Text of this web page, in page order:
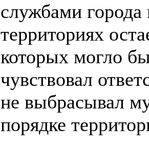
службами города
территориях
которых могло
чувствовал
не выбрасывал
порядке